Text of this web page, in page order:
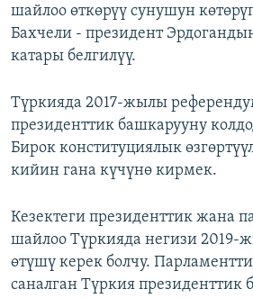
шайлоо өткөрүү сунушун
Бахчели - президент
катары белгилүү.
Түркияда 2017-жылы
президенттик башкарууну
Бирок конституциялык
кийин гана күчүнө кирмек.
Кезектеги президенттик жана
шайлоо Түркияда негизи 2019-
өтүшү керек болчу.
саналган Түркия президенттик